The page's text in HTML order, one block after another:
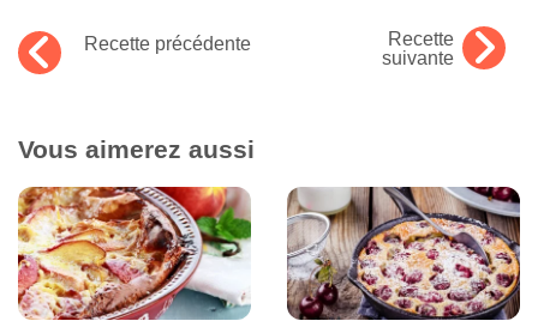
Recette précédente
Recette
suivante
Vous aimerez aussi